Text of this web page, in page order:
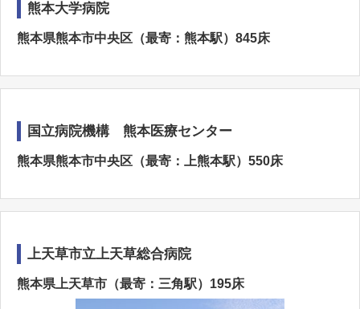
熊本大学病院
熊本県熊本市中央区（最寄：熊本駅）845床
国立病院機構 熊本医療センター
熊本県熊本市中央区（最寄：上熊本駅）550床
上天草市立上天草総合病院
熊本県上天草市（最寄：三角駅）195床